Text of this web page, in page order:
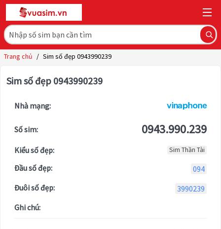
Trang chủ / Sim số đẹp 0943990239
Sim số đẹp 0943990239
Nhà mạng:
Số sim: 0943.990.239
Kiểu số đẹp: Sim Thần Tài
Đầu số đẹp:
094
Đuôi số đẹp:
3990239
Ghi chú: